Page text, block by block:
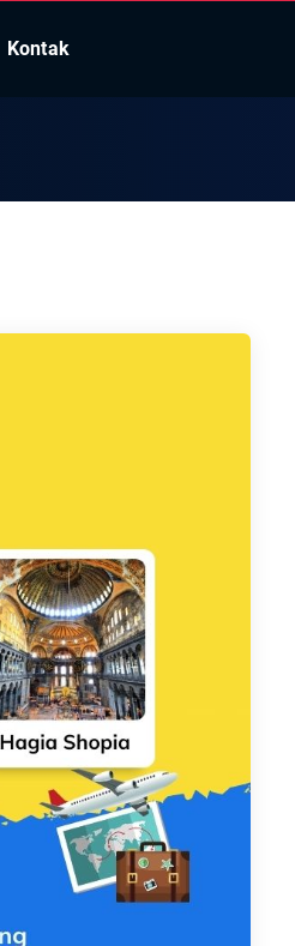
Kontak